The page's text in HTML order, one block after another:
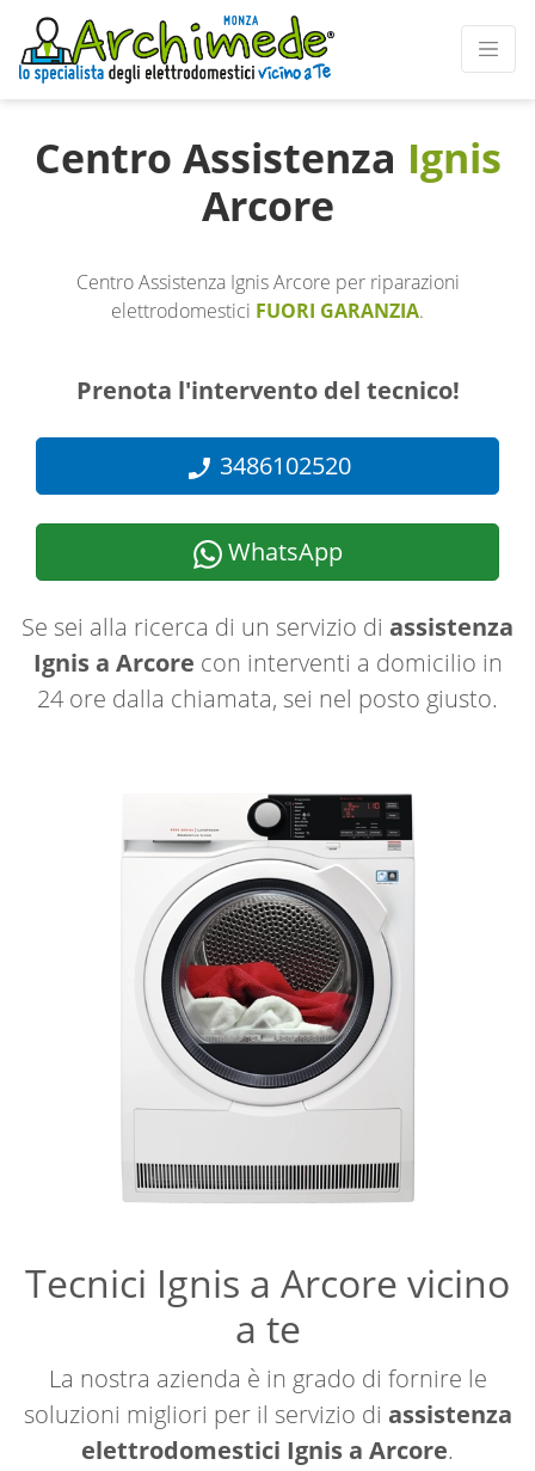
Centro Assistenza Ignis
Arcore
Centro Assistenza Ignis Arcore per riparazioni
elettrodomestici FUORI GARANZIA.
Prenota l'intervento del tecnico!
3486102520
WhatsApp
Se sei alla ricerca di un servizio di assistenza
Ignis a Arcore con interventi a domicilio in
24 ore dalla chiamata, sei nel posto giusto.
Tecnici Ignis a Arcore vicino
a te
La nostra azienda è in grado di fornire le
soluzioni migliori per il servizio di assistenza
elettrodomestici Ignis a Arcore.